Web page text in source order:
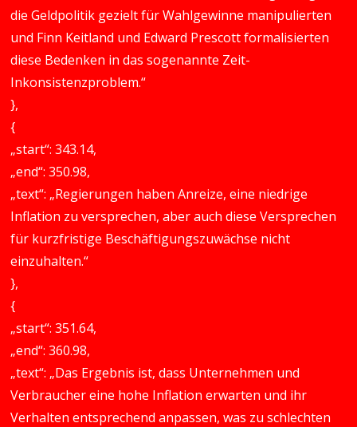
die Geldpolitik gezielt für Wahlgewinne manipulierten
und Finn Keitland und Edward Prescott formalisierten
diese Bedenken in das sogenannte Zeit-
Inkonsistenzproblem.“
},
{
„start“: 343.14,
„end“: 350.98,
„text“: „Regierungen haben Anreize, eine niedrige
Inflation zu versprechen, aber auch diese Versprechen
für kurzfristige Beschäftigungszuwächse nicht
einzuhalten.“
},
{
„start“: 351.64,
„end“: 360.98,
„text“: „Das Ergebnis ist, dass Unternehmen und
Verbraucher eine hohe Inflation erwarten und ihr
Verhalten entsprechend anpassen, was zu schlechten